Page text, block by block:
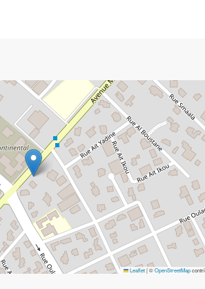
Leaflet|©OpenStreetMap